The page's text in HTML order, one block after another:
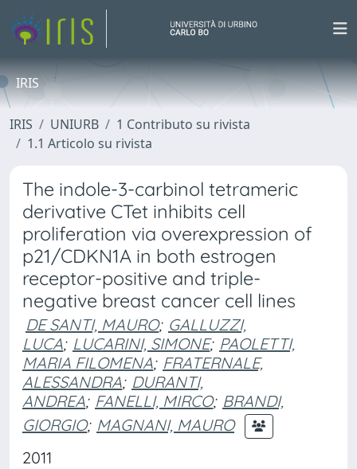
IRIS
IRIS UNIURB
1 Contributo su rivista
1.1 Articolo su rivista
The indole-3-carbinol tetrameric
derivative CTet inhibits cell
proliferation via overexpression of
p21/CDKN1A in both estrogen
receptor-positive and triple-
negative breast cancer cell lines
DE SANTI, MAURO; GALLUZZI,
LUCA; LUCARINI, SIMONE; PAOLETTI,
MARIA FILOMENA; FRATERNALE,
ALESSANDRA; DURANTI,
ANDREA; FANELLI, MIRCO; BRANDI,
GIORGIO; MAGNANI, MAURO
2011